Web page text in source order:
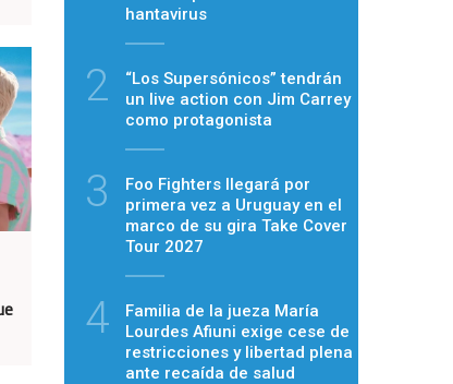
hantavirus
2
“Los Supersónicos” tendrán
un live action con Jim Carrey
como protagonista
3
Foo Fighters llegará por
primera vez a Uruguay en el
marco de su gira Take Cover
Tour 2027
4
Familia de la jueza María
Lourdes Afiuni exige cese de
restricciones y libertad plena
ante recaída de salud